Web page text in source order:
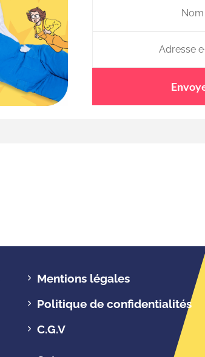
Mentions légales
Politique de confidentialités
C.G.V